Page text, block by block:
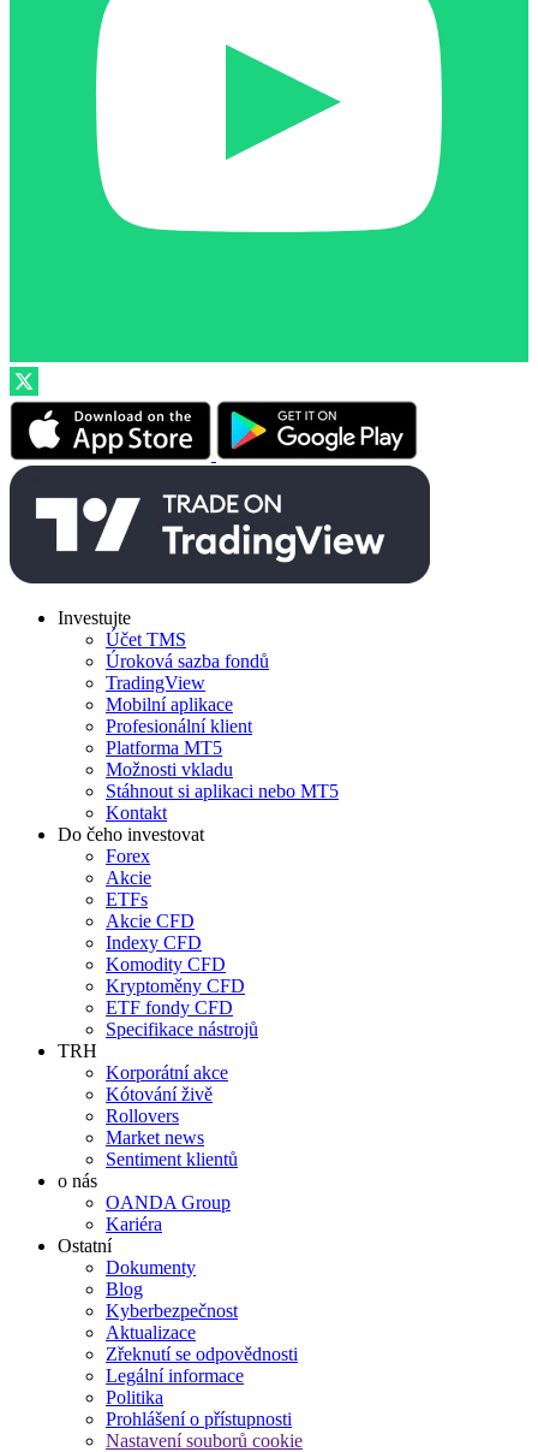
Investujte
Účet TMS
Úroková sazba fondů
TradingView
Mobilní aplikace
Profesionální klient
Platforma MT5
Možnosti vkladu
Stáhnout si aplikaci nebo MT5
Kontakt
Do čeho investovat
Forex
Akcie
ETFs
Akcie CFD
Indexy CFD
Komodity CFD
Kryptoměny CFD
ETF fondy CFD
Specifikace nástrojů
TRH
Korporátní akce
Kótování živě
Rollovers
Market news
Sentiment klientů
o nás
OANDA Group
Kariéra
Ostatní
Dokumenty
Blog
Kyberbezpečnost
Aktualizace
Zřeknutí se odpovědnosti
Legální informace
Politika
Prohlášení o přístupnosti
Nastavení souborů cookie